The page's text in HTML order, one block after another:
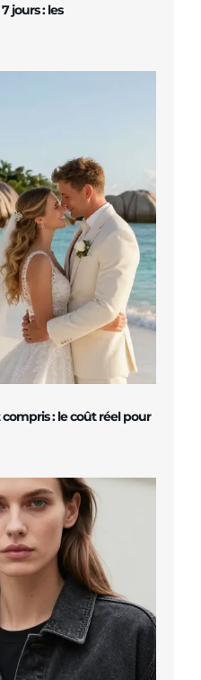
jours : les
: le coût réel pour